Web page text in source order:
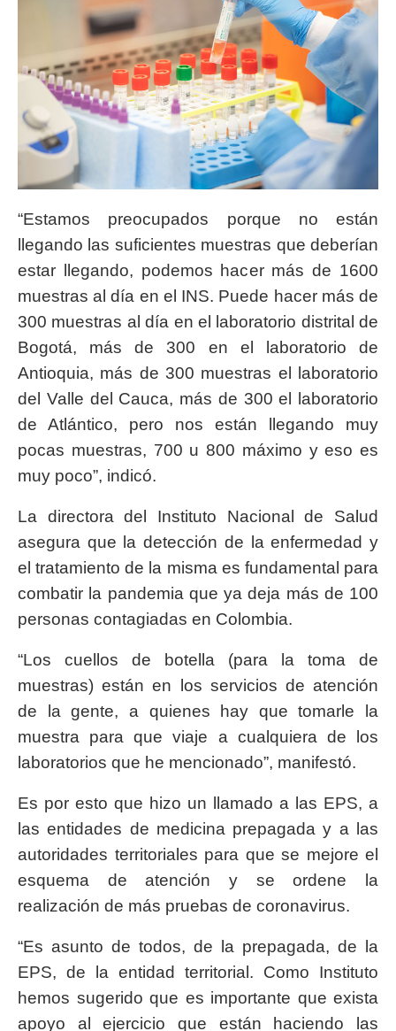
“Estamos preocupados porque no están
llegando las suficientes muestras que deberían
estar llegando, podemos hacer más de 1600
muestras al día en el INS. Puede hacer más de
300 muestras al día en el laboratorio distrital de
Bogotá, más de 300 en el laboratorio de
Antioquia, más de 300 muestras el laboratorio
del Valle del Cauca, más de 300 el laboratorio
de Atlántico, pero nos están llegando muy
pocas muestras, 700 u 800 máximo y eso es
muy poco”, indicó.
La directora del Instituto Nacional de Salud
asegura que la detección de la enfermedad y
el tratamiento de la misma es fundamental para
combatir la pandemia que ya deja más de 100
personas contagiadas en Colombia.
“Los cuellos de botella (para la toma de
muestras) están en los servicios de atención
de la gente, a quienes hay que tomarle la
muestra para que viaje a cualquiera de los
laboratorios que he mencionado”, manifestó.
Es por esto que hizo un llamado a las EPS, a
las entidades de medicina prepagada y a las
autoridades territoriales para que se mejore el
esquema de atención y se ordene la
realización de más pruebas de coronavirus.
“Es asunto de todos, de la prepagada, de la
EPS, de la entidad territorial. Como Instituto
hemos sugerido que es importante que exista
apoyo al ejercicio que están haciendo las